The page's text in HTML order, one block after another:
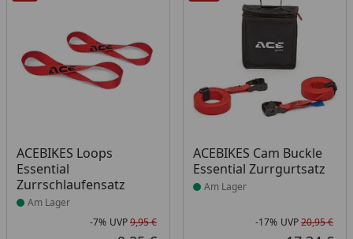
ACEBIKES Loops
Essential
Zurrschlaufensatz
Produkt am Lager
Am Lager
Rabatt in Prozent
-7%
Ursprünglicher Preis
UVP9,95 €
ACEBIKES Cam Buckle
Essential Zurrgurtsatz
Produkt am Lager
Am Lager
-17% UVP20,95 €